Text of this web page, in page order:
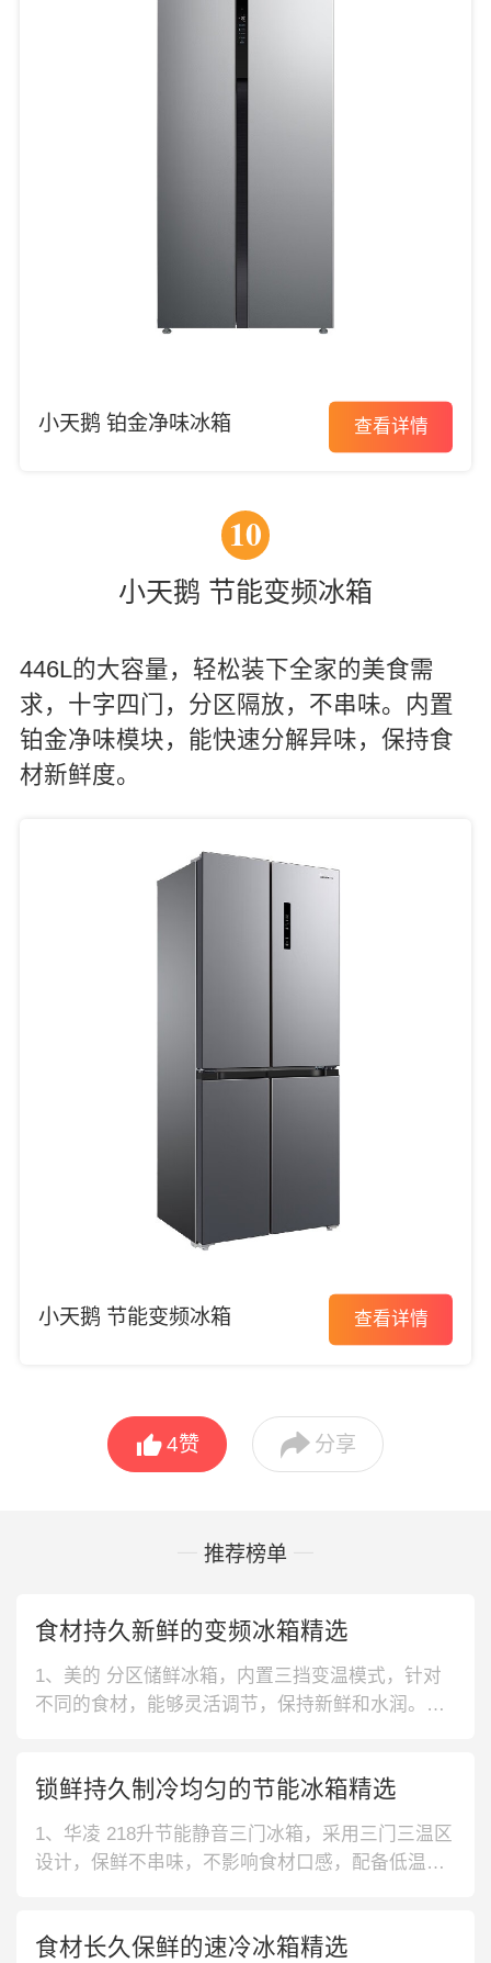
小天鹅 铂金净味冰箱 查看详情
10
小天鹅 节能变频冰箱
446L的大容量，轻松装下全家的美食需
求，十字四门，分区隔放，不串味。内置
铂金净味模块，能快速分解异味，保持食
材新鲜度。
小天鹅 节能变频冰箱 查看详情
4赞  分享
推荐榜单
食材持久新鲜的变频冰箱精选
1、美的 分区储鲜冰箱，内置三挡变温模式，针对
不同的食材，能够灵活调节，保持新鲜和水润。加
L大容量，不论是鸡鸭鱼肉，还是果蔬饮料，都能轻
松驾驭，满足全家食用需求，无需频繁买菜更方
便。3、TCL 负离子养鲜冰
锁鲜持久制冷均匀的节能冰箱精选
1、华凌 218升节能静音三门冰箱，采用三门三温区
设计，保鲜不串味，不影响食材口感，配备低温补
速，使用更方便，双LED照明灯，食物一目了然，
食材长久保鲜的速冷冰箱精选